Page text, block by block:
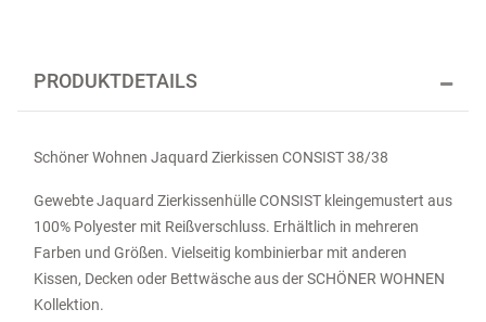
PRODUKTDETAILS
Schöner Wohnen Jaquard Zierkissen CONSIST 38/38
Gewebte Jaquard Zierkissenhülle CONSIST kleingemustert aus
100% Polyester mit Reißverschluss. Erhältlich in mehreren
Farben und Größen. Vielseitig kombinierbar mit anderen
Kissen, Decken oder Bettwäsche aus der SCHÖNER WOHNEN
Kollektion.